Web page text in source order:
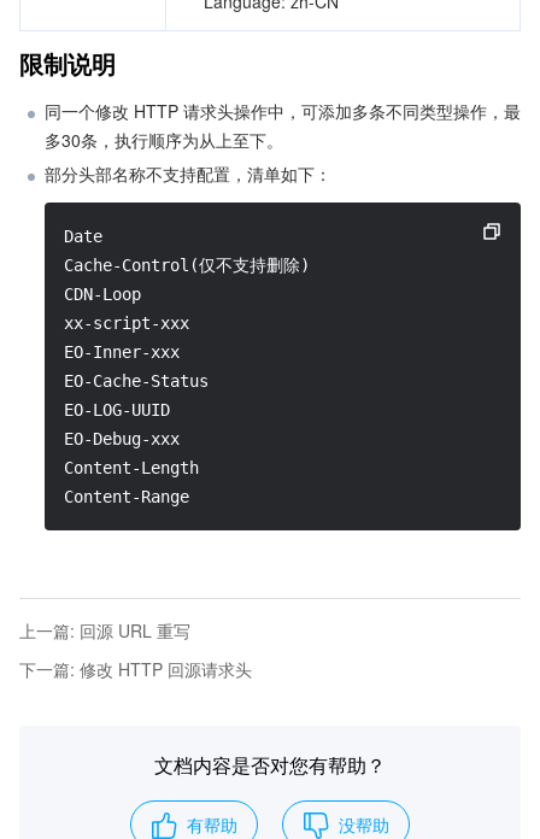
限制说明
同一个修改 HTTP 请求头操作中，可添加多条不同类型操作，最
多30条，执行顺序为从上至下。
部分头部名称不支持配置，清单如下：
Date
Cache-Control(仅不支持删除)
CDN-Loop
xx-script-xxx
EO-Inner-xxx
EO-Cache-Status
EO-LOG-UUID
EO-Debug-xxx
Content-Length
Content-Range
上一篇: 回源 URL 重写
下一篇: 修改 HTTP 回源请求头
文档内容是否对您有帮助？
有帮助 没帮助